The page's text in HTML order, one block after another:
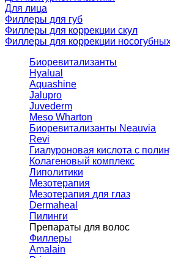
Для лица
Филлеры для губ
Филлеры для коррекции скул
Филлеры для коррекции
Биоревитализанты
Hyalual
Aquashine
Jalupro
Juvederm
Meso Wharton
Биоревитализанты Neauvia
Revi
Гиалуроновая кислота с
Колагеновый комплекс
Липолитики
Мезотерапия
Мезотерапия для глаз
Dermaheal
Пилинги
Препараты для волос
Филлеры
Amalain